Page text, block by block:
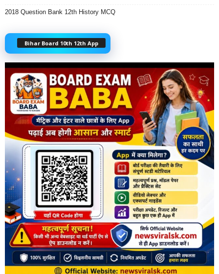
2018 Question Bank 12th History MCQ
Bihar Board 10th 12th App